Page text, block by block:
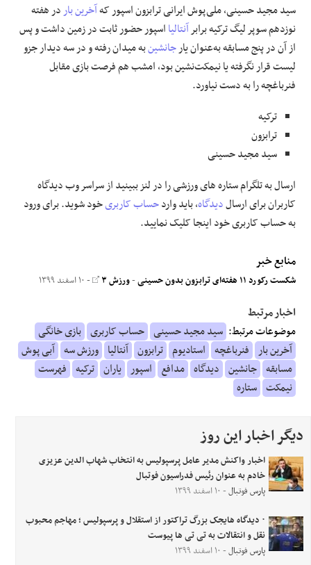
سید مجید حسینی، ملی‌پوش ایرانی ترابزون اسپور کهآخرین باردر هفته
نوزدهم سوپر لیگ ترکیه برابرآنتالیااسپور حضور ثابت در زمین داشت و پس
از آن در پنج مسابقه به‌عنوان یارجانشینبه میدان رفته و در سه دیدار جزو
لیست قرار نگرفته یا نیمکت‌نشین بود، امشب هم فرصت بازی مقابل
فنرباغچه را به دست نیاورد.
ترکیه
ترابزون
سید مجید حسینی
ارسال به تلگرامستاره های ورزشی را در لنز ببینید از سراسر وبدیدگاه
کاربران برای ارسالدیدگاه، باید واردحساب کاربریخود شوید. برای ورود
به حساب کاربری خود اینجا کلیک نمایید.
منابع خبر
شکست رکورد ۱۱ هفته‌ای ترابزون بدون حسینی -ورزش ۳ - ۱۰ اسفند ۱۳۹۹
اخبار مرتبط
موضوعات مرتبط: سید مجید حسینی حساب کاربری بازی خانگی
آخرین بار فنرباغچه استادیوم ترابزون آنتالیا ورزش سه آبی پوش
مسابقه جانشین دیدگاه مدافع اسپور یاران ترکیه فهرست
نیمکت ستاره
دیگر اخبار این روز
اخبار واکنش مدیر عامل پرسپولیس به انتخاب شهاب الدین عزیزی
خادم به عنوان رئیس فدراسیون فوتبال
پارس فوتبال- ۱۰ اسفند ۱۳۹۹
۰ دیدگاه هایجک بزرگ تراکتور از استقلال و پرسپولیس ؛ مهاجم محبوب
نقل و انتقالات به تی تی ها پیوست
پارس فوتبال- ۱۰ اسفند ۱۳۹۹